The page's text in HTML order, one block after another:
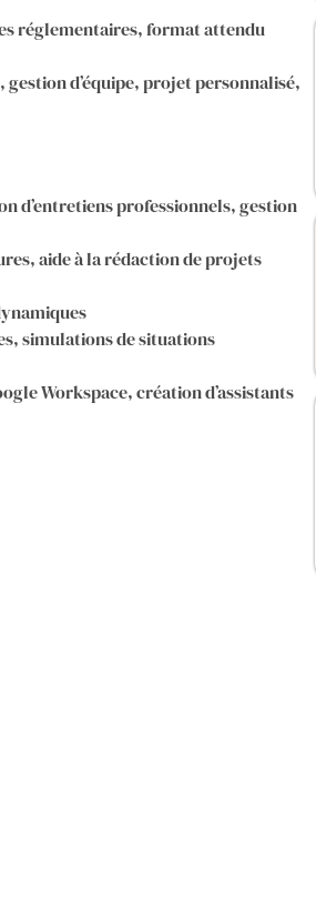
réglementaires, format attendu
d’équipe, projet personnalisé,
d’entretiens professionnels, gestion
aide à la rédaction de projets
simulations de situations
Workspace, création d’assistants